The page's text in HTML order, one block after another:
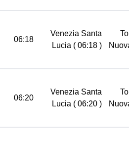
06:18
Venezia Santa
Lucia ( 06:18 )
06:20
Venezia Santa
Lucia ( 06:20 )